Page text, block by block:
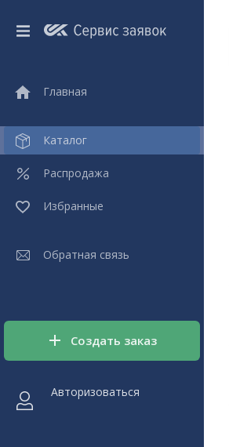
Главная
Каталог
Распродажа
Избранные
Обратная связь
Создать заказ
Авторизоваться